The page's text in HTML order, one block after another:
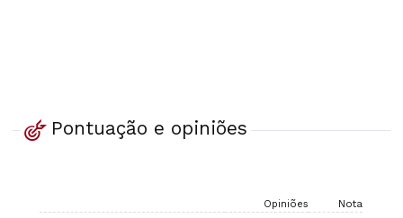
Pontuação e opiniões
Opiniões Nota